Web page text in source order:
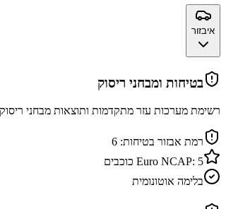
איבזור
בטיחות ומבחני ריסוק
רשימת מערכות עזר מתקדמות ותוצאות מבחני
רמת אבזור בטיחות: 6
Euro NCAP: 5
כוכבים
בלימה אוטונומית